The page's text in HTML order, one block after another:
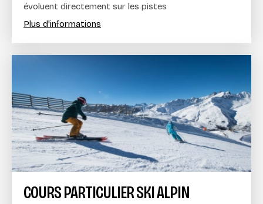
évoluent directement sur les pistes
Plus d'informations
COURS PARTICULIER SKI ALPIN